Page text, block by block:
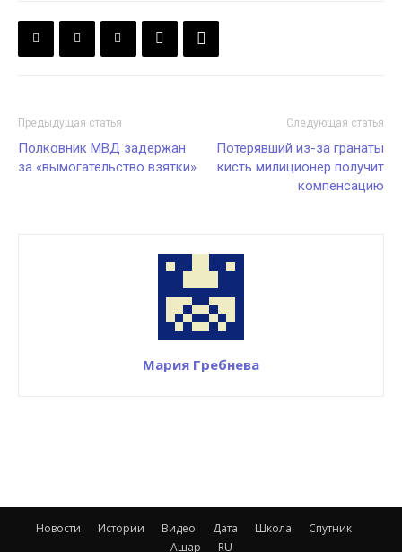
Предыдущая статья
Полковник МВД задержан
за «вымогательство взятки»
Следующая статья
Потерявший из-за гранаты
кисть милиционер получит
компенсацию
Мария Гребнева
Новости Истории Видео Дата Школа
Спутник
Ашар
RU